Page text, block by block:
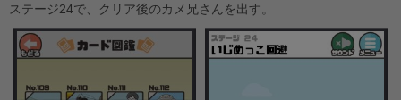
ステージ24で、クリア後のカメ兄さんを出す。